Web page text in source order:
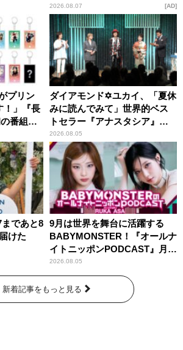
2026.08.07 AD
プリン
！」『長
番組グ
ダイアモンド✡ユカイ、「夏休
みに読んでみて」世界的ベス
トセラー『アナスタシア』を
紹介
2026.08.05
であと8
けた
9月は世界を舞台に活躍する
BABYMONSTER！『オールナ
イトニッポンPODCAST』月替
わりパーソナリティ
2026.08.05
新着記事をもっと見る